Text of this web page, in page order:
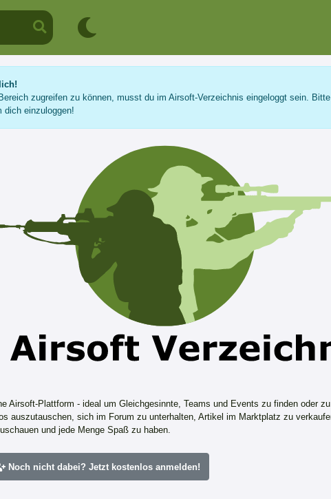
zugreifen zu können, musst du im Airsoft-Verzeichnis eingeloggt sein.
dich einzuloggen!
Airsoft-Plattform - ideal um Gleichgesinnte, Teams und Events zu finden oder
auszutauschen, sich im Forum zu unterhalten, Artikel im Marktplatz zu
und jede Menge Spaß zu haben.
Noch nicht dabei? Jetzt kostenlos anmelden!